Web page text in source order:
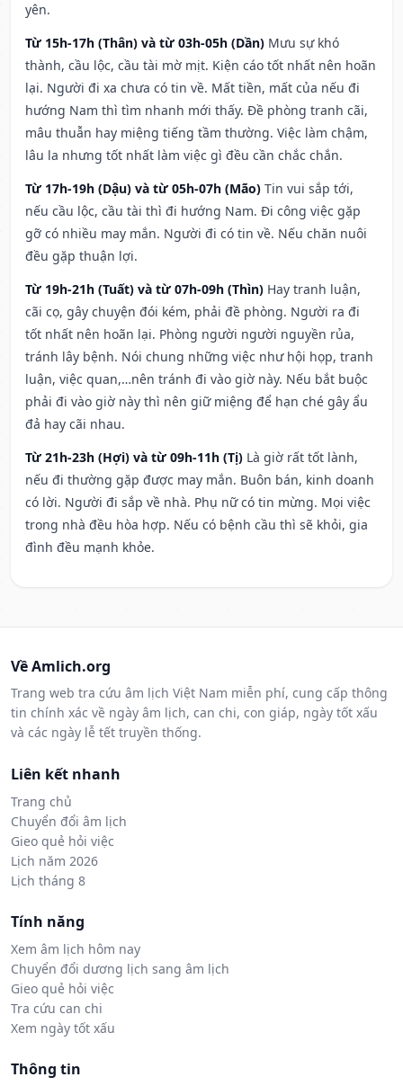
yên.
Từ 15h-17h (Thân) và từ 03h-05h (Dần) Mưu sự khó
thành, cầu lộc, cầu tài mờ mịt. Kiện cáo tốt nhất nên hoãn
lại. Người đi xa chưa có tin về. Mất tiền, mất của nếu đi
hướng Nam thì tìm nhanh mới thấy. Đề phòng tranh cãi,
mâu thuẫn hay miệng tiếng tầm thường. Việc làm chậm,
lâu la nhưng tốt nhất làm việc gì đều cần chắc chắn.
Từ 17h-19h (Dậu) và từ 05h-07h (Mão) Tin vui sắp tới,
nếu cầu lộc, cầu tài thì đi hướng Nam. Đi công việc gặp
gỡ có nhiều may mắn. Người đi có tin về. Nếu chăn nuôi
đều gặp thuận lợi.
Từ 19h-21h (Tuất) và từ 07h-09h (Thìn) Hay tranh luận,
cãi cọ, gây chuyện đói kém, phải đề phòng. Người ra đi
tốt nhất nên hoãn lại. Phòng người người nguyền rủa,
tránh lây bệnh. Nói chung những việc như hội họp, tranh
luận, việc quan,…nên tránh đi vào giờ này. Nếu bắt buộc
phải đi vào giờ này thì nên giữ miệng để hạn ché gây ẩu
đả hay cãi nhau.
Từ 21h-23h (Hợi) và từ 09h-11h (Tị) Là giờ rất tốt lành,
nếu đi thường gặp được may mắn. Buôn bán, kinh doanh
có lời. Người đi sắp về nhà. Phụ nữ có tin mừng. Mọi việc
trong nhà đều hòa hợp. Nếu có bệnh cầu thì sẽ khỏi, gia
đình đều mạnh khỏe.
Về Amlich.org
Trang web tra cứu âm lịch Việt Nam miễn phí, cung cấp thông
tin chính xác về ngày âm lịch, can chi, con giáp, ngày tốt xấu
và các ngày lễ tết truyền thống.
Liên kết nhanh
Trang chủ
Chuyển đổi âm lịch
Gieo quẻ hỏi việc
Lịch năm 2026
Lịch tháng 8
Tính năng
Xem âm lịch hôm nay
Chuyển đổi dương lịch sang âm lịch
Gieo quẻ hỏi việc
Tra cứu can chi
Xem ngày tốt xấu
Thông tin